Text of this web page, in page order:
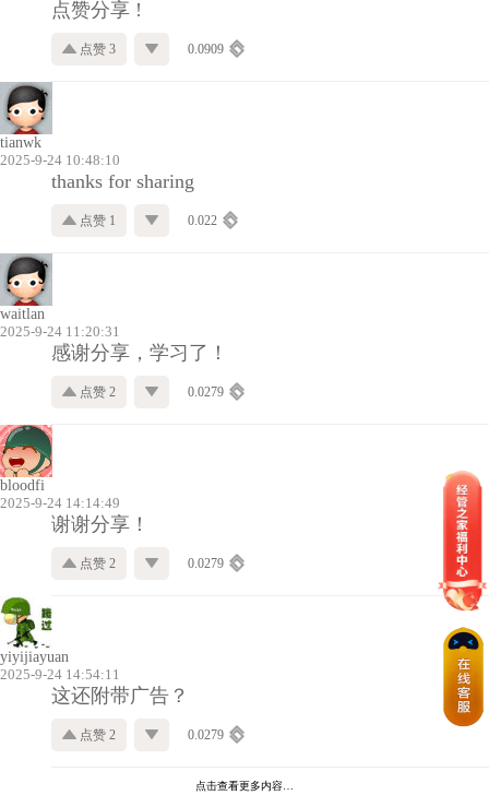
点赞分享 !
点赞 3 0.0909
tianwk
2025-9-24 10:48:10
thanks for sharing
点赞 1 0.022
waitlan
2025-9-24 11:20:31
感谢分享，学习了！
点赞 2 0.0279
bloodfi
2025-9-24 14:14:49
谢谢分享！
点赞 2 0.0279
yiyijiayuan
2025-9-24 14:54:11
这还附带广告？
点赞 2 0.0279
点击查看更多内容…